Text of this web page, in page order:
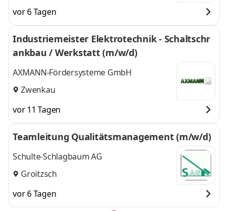
vor 6 Tagen
Industriemeister Elektrotechnik - Schaltschr
ankbau / Werkstatt (m/w/d)
AXMANN-Fördersysteme GmbH
Zwenkau
vor 11 Tagen
Teamleitung Qualitätsmanagement (m/w/d)
Schulte-Schlagbaum AG
Groitzsch
vor 6 Tagen